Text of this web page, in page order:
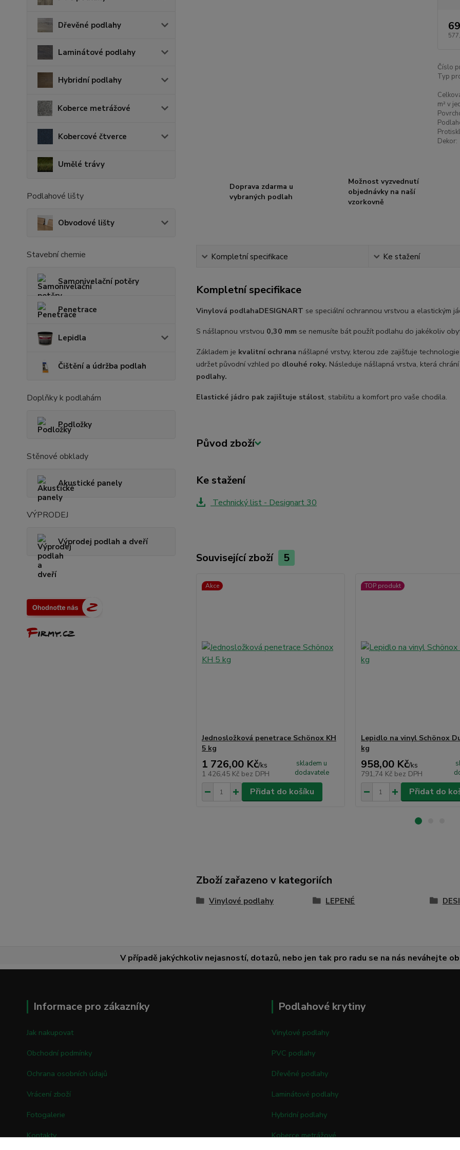
Dřevěné podlahy
Laminátové podlahy
Hybridní podlahy
Koberce metrážové
Kobercové čtverce
Umělé trávy
Podlahové lišty
Obvodové lišty
Stavební chemie
Samonivelační potěry
Penetrace
Lepidla
Čištění a údržba podlah
Doplňky k podlahám
Podložky
Stěnové obklady
Akustické panely
VÝPRODEJ
Výprodej podlah a dveří
Číslo
Typ
m² v
Dekor:
Doprava zdarma u
vybraných podlah
Možnost vyzvednutí
objednávky na naší
vzorkovně
Kompletní specifikace Ke stažení
Kompletní specifikace
Vinylová podlahaDESIGNART se speciální ochrannou vrstvou a elastickým
S nášlapnou vrstvou 0,30 mm se nemusíte bát použít podlahu do jakékoliv
Základem je kvalitní ochrana nášlapné vrstvy, kterou zde zajišťuje
udržet původní vzhled po dlouhé roky. Následuje nášlapná vrstva, která
podlahy.
Elastické jádro pak zajištuje stálost, stabilitu a komfort pro vaše chodila.
Původ zboží
Ke stažení
Technický list - Designart 30
Související zboží 5
Akce
Jednosložková penetrace Schönox KH
5 kg
1 726,00 Kč/ks
1 426,45 Kč bez DPH
skladem u
dodavatele
Přidat do košíku
TOP produkt
Lepidlo na vinyl Schönox
kg
958,00 Kč/ks
791,74 Kč bez DPH
Přidat do
Zboží zařazeno v kategoriích
Vinylové podlahy LEPENÉ
V případě jakýchkoliv nejasností, dotazů, nebo jen tak pro radu se na nás neváhejte
Informace pro zákazníky
Jak nakupovat
Obchodní podmínky
Ochrana osobních údajů
Vrácení zboží
Fotogalerie
Kontakty
Podlahové krytiny
Vinylové podlahy
PVC podlahy
Dřevěné podlahy
Laminátové podlahy
Hybridní podlahy
Koberce metrážové